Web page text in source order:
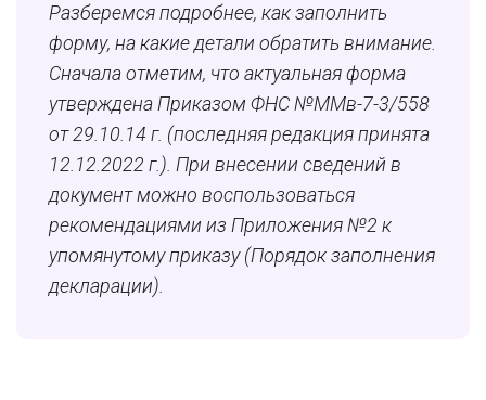
Разберемся подробнее, как заполнить
форму, на какие детали обратить внимание.
Сначала отметим, что актуальная форма
утверждена Приказом ФНС №ММв-7-3/558
от 29.10.14 г. (последняя редакция принята
12.12.2022 г.). При внесении сведений в
документ можно воспользоваться
рекомендациями из Приложения №2 к
упомянутому приказу (Порядок заполнения
декларации).